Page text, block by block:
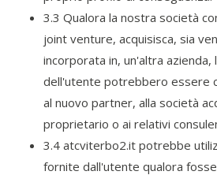
3.3 Qualora la nostra società
joint venture, acquisisca, sia
incorporata in, un'altra azienda,
dell'utente potrebbero essere
al nuovo partner, alla società
proprietario o ai relativi
3.4 atcviterbo2.it potrebbe
fornite dall'utente qualora